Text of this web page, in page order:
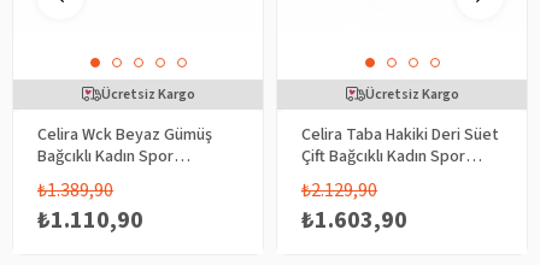
Celira Wck Beyaz Gümüş
Bağcıklı Kadın Spor
Ayakkabı
₺1.110,90
₺1.389,90
Ücretsiz Kargo
Celira Taba Hakiki Deri Süet
Çift Bağcıklı Kadın Spor
Ayakkabı
₺1.603,90
₺2.129,90
Ücretsiz Kargo